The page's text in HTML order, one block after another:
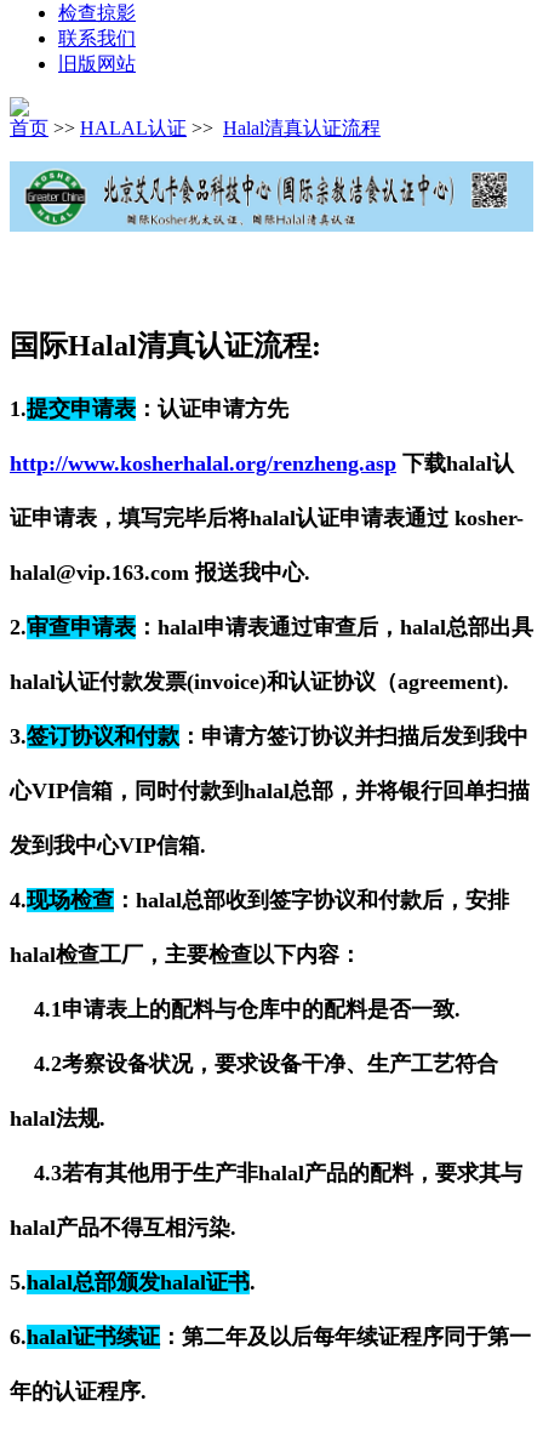
检查掠影
联系我们
旧版网站
首页 >> HALAL认证 >> Halal清真认证流程
国际Halal清真认证流程:
1.提交申请表 ：认证申请方先
http://www.kosherhalal.org/renzheng.asp 下载halal认
证申请表，填写完毕后将halal认证申请表通过 kosher-
halal@vip.163.com 报送我中心.
2.审查申请表 ：halal申请表通过审查后，halal总部出具
halal认证付款发票(invoice)和认证协议（agreement).
3.签订协议和付款 ：申请方签订协议并扫描后发到我中
心VIP信箱，同时付款到halal总部，并将银行回单扫描
发到我中心VIP信箱.
4.现场检查 ：halal总部收到签字协议和付款后，安排
halal检查工厂，主要检查以下内容：
4.1申请表上的配料与仓库中的配料是否一致.
4.2考察设备状况，要求设备干净、生产工艺符合
halal法规.
4.3若有其他用于生产非halal产品的配料，要求其与
halal产品不得互相污染.
5.halal总部颁发halal证书.
6.halal证书续证 ：第二年及以后每年续证程序同于第一
年的认证程序.